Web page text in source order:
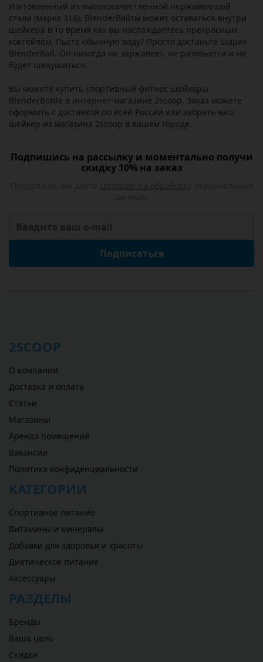
Изгтовленный из высококачественной нержавеющей
стали (марка 316), BlenderBallтм может оставаться внутри
шейкера в то время как вы наслаждаетесь прекрасным
коктейлем. Пьете обычную воду? Просто достаньте шарик
BlenderBall. Он никогда не заржавеет, не разобьется и не
будет шелушиться.
Вы можете купить спортивный фитнес шейкеры
BlenderBottle в интернет-магазине 2scoop. Заказ можете
оформить с доставкой по всей России или забрать ваш
шейкер из магазина 2scoop в вашем городе.
Подпишись на рассылку и моментально получи
скидку 10% на заказ
Подписаться
2SCOOP
О компании
Доставка и оплата
Статьи
Магазины
Аренда помещений
Вакансии
Политика конфиденциальности
КАТЕГОРИИ
Спортивное питание
Витамины и минералы
Добавки для здоровья и красоты
Диетическое питание
Аксессуары
РАЗДЕЛЫ
Бренды
Ваша цель
Скидки